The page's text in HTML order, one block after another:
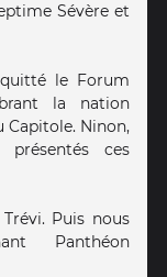
Sévère et
le Forum
la nation
Capitole. Ninon,
ces
Puis nous
Panthéon